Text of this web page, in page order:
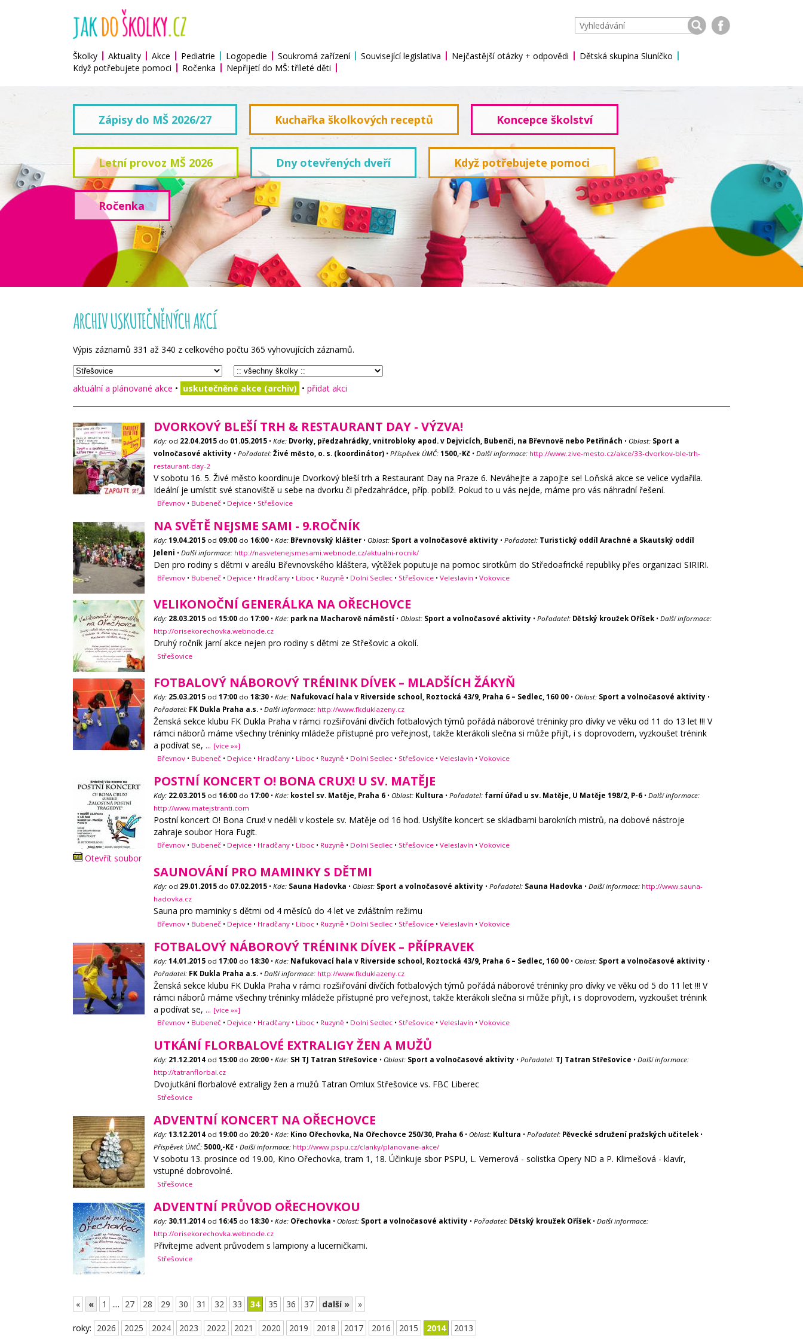
Školky Aktuality Akce Pediatrie Logopedie Soukromá zařízení Související legislativa Nejčastější otázky + odpovědi
Dětská skupina Sluníčko
Když potřebujete pomoci
Ročenka Nepřijetí do MŠ: tříleté děti
Zápisy do MŠ 2026/27 Kuchařka školkových receptů Koncepce školství
Letní provoz MŠ 2026 Dny otevřených dveří Když potřebujete pomoci
Ročenka
ARCHIV USKUTEČNĚNÝCH AKCÍ
Výpis záznamů 331 až 340 z celkového počtu 365 vyhovujících záznamů.
aktuální a plánované akce • uskutečněné akce (archiv) • přidat akci
DVORKOVÝ BLEŠÍ TRH & RESTAURANT DAY - VÝZVA!
Kdy: od 22.04.2015 do 01.05.2015 • Kde: Dvorky, předzahrádky, vnitrobloky apod. v Dejvicích, Bubenči, na Břevnově nebo Petřinách • Oblast: Sport a
volnočasové aktivity • Pořadatel: Živé město, o. s. (koordinátor) • Příspěvek ÚMČ: 1500,-Kč • Další informace: http://www.zive-mesto.cz/akce/33-dvorkov-ble-trh-
restaurant-day-2
V sobotu 16. 5. Živé město koordinuje Dvorkový bleší trh a Restaurant Day na Praze 6. Neváhejte a zapojte se! Loňská akce se velice vydařila.
Ideální je umístit své stanoviště u sebe na dvorku či předzahrádce, příp. poblíž. Pokud to u vás nejde, máme pro vás náhradní řešení.
Břevnov • Bubeneč • Dejvice • Střešovice
NA SVĚTĚ NEJSME SAMI - 9.ROČNÍK
Kdy: 19.04.2015 od 09:00 do 16:00 • Kde: Břevnovský klášter• Oblast: Sport a volnočasové aktivity • Pořadatel: Turistický oddíl Arachné a Skautský oddíl
Jeleni • Další informace: http://nasvetenejsmesami.webnode.cz/aktualni-rocnik/
Den pro rodiny s dětmi v areálu Břevnovského kláštera, výtěžek poputuje na pomoc sirotkům do Středoafrické republiky přes organizaci SIRIRI.
Břevnov • Bubeneč • Dejvice • Hradčany • Liboc • Ruzyně • Dolní Sedlec • Střešovice • Veleslavín • Vokovice
VELIKONOČNÍ GENERÁLKA NA OŘECHOVCE
Kdy: 28.03.2015 od 15:00 do 17:00 • Kde: park na Macharově náměstí • Oblast: Sport a volnočasové aktivity • Pořadatel: Dětský kroužek Oříšek• Další informace:
http://orisekorechovka.webnode.cz
Druhý ročník jarní akce nejen pro rodiny s dětmi ze Střešovic a okolí.
Střešovice
FOTBALOVÝ NÁBOROVÝ TRÉNINK DÍVEK – MLADŠÍCH ŽÁKYŇ
Kdy: 25.03.2015 od 17:00 do 18:30 • Kde: Nafukovací hala v Riverside school, Roztocká 43/9, Praha 6 – Sedlec, 160 00 • Oblast: Sport a volnočasové aktivity •
Pořadatel: FK Dukla Praha a.s. • Další informace: http://www.fkduklazeny.cz
Ženská sekce klubu FK Dukla Praha v rámci rozšiřování dívčích fotbalových týmů pořádá náborové tréninky pro dívky ve věku od 11 do 13 let !!! V
rámci náborů máme všechny tréninky mládeže přístupné pro veřejnost, takže kterákoli slečna si může přijít, i s doprovodem, vyzkoušet trénink
a podívat se, ... [více »»]
Břevnov • Bubeneč • Dejvice • Hradčany • Liboc • Ruzyně • Dolní Sedlec • Střešovice • Veleslavín • Vokovice
Otevřít soubor
POSTNÍ KONCERT O! BONA CRUX! U SV. MATĚJE
Kdy: 22.03.2015 od 16:00 do 17:00 • Kde: kostel sv. Matěje, Praha 6 • Oblast: Kultura • Pořadatel: farní úřad u sv. Matěje, U Matěje 198/2, P-6 • Další informace:
http://www.matejstranti.com
Postní koncert O! Bona Crux! v neděli v kostele sv. Matěje od 16 hod. Uslyšíte koncert se skladbami barokních mistrů, na dobové nástroje
zahraje soubor Hora Fugit.
Břevnov • Bubeneč • Dejvice • Hradčany • Liboc • Ruzyně • Dolní Sedlec • Střešovice • Veleslavín • Vokovice
SAUNOVÁNÍ PRO MAMINKY S DĚTMI
Kdy: od 29.01.2015 do 07.02.2015 • Kde: Sauna Hadovka • Oblast: Sport a volnočasové aktivity • Pořadatel: Sauna Hadovka • Další informace: http://www.sauna-
hadovka.cz
Sauna pro maminky s dětmi od 4 měsíců do 4 let ve zvláštním režimu
Břevnov • Bubeneč • Dejvice • Hradčany • Liboc • Ruzyně • Dolní Sedlec • Střešovice • Veleslavín • Vokovice
FOTBALOVÝ NÁBOROVÝ TRÉNINK DÍVEK – PŘÍPRAVEK
Kdy: 14.01.2015 od 17:00 do 18:30 • Kde: Nafukovací hala v Riverside school, Roztocká 43/9, Praha 6 – Sedlec, 160 00 • Oblast: Sport a volnočasové aktivity •
Pořadatel: FK Dukla Praha a.s. • Další informace: http://www.fkduklazeny.cz
Ženská sekce klubu FK Dukla Praha v rámci rozšiřování dívčích fotbalových týmů pořádá náborové tréninky pro dívky ve věku od 5 do 11 let !!! V
rámci náborů máme všechny tréninky mládeže přístupné pro veřejnost, takže kterákoli slečna si může přijít, i s doprovodem, vyzkoušet trénink
a podívat se, ... [více »»]
Břevnov • Bubeneč • Dejvice • Hradčany • Liboc • Ruzyně • Dolní Sedlec • Střešovice • Veleslavín • Vokovice
UTKÁNÍ FLORBALOVÉ EXTRALIGY ŽEN A MUŽŮ
Kdy: 21.12.2014 od 15:00 do 20:00 • Kde: SH TJ Tatran Střešovice • Oblast: Sport a volnočasové aktivity • Pořadatel: TJ Tatran Střešovice • Další informace:
http://tatranflorbal.cz
Dvojutkání florbalové extraligy žen a mužů Tatran Omlux Střešovice vs. FBC Liberec
Střešovice
ADVENTNÍ KONCERT NA OŘECHOVCE
Kdy: 13.12.2014 od 19:00 do 20:20 • Kde: Kino Ořechovka, Na Ořechovce 250/30, Praha 6 • Oblast: Kultura • Pořadatel: Pěvecké sdružení pražských učitelek•
Příspěvek ÚMČ: 5000,-Kč • Další informace: http://www.pspu.cz/clanky/planovane-akce/
V sobotu 13. prosince od 19.00, Kino Ořechovka, tram 1, 18. Účinkuje sbor PSPU, L. Vernerová - solistka Opery ND a P. Klimešová - klavír,
vstupné dobrovolné.
Střešovice
ADVENTNÍ PRŮVOD OŘECHOVKOU
Kdy: 30.11.2014 od 16:45 do 18:30 • Kde: Ořechovka • Oblast: Sport a volnočasové aktivity • Pořadatel: Dětský kroužek Oříšek• Další informace:
http://orisekorechovka.webnode.cz
Přivítejme advent průvodem s lampiony a lucerničkami.
Střešovice
« « 1 .... 27 28 29 30 31 32 33 34 35 36 37 další » »
roky: 2026 2025 2024 2023 2022 2021 2020 2019 2018 2017 2016 2015 2014 2013